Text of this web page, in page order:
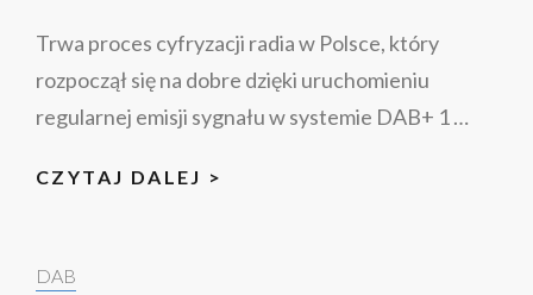
Trwa proces cyfryzacji radia w Polsce, który
rozpoczął się na dobre dzięki uruchomieniu
regularnej emisji sygnału w systemie DAB+ 1 …
CZYTAJ DALEJ >
Categories:
DAB